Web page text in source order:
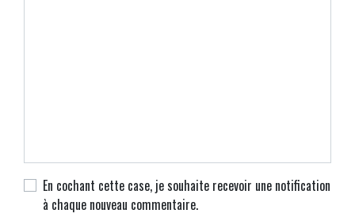
En cochant cette case, je souhaite recevoir une notification
à chaque nouveau commentaire.